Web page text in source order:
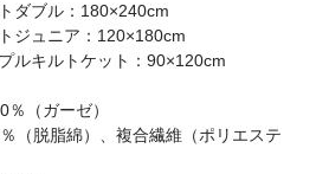
ダブル：180×240cm
ジュニア：120×180cm
ルキルトケット：90×120cm
（ガーゼ）
（脱脂綿）、複合繊維（ポリエステ